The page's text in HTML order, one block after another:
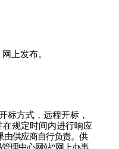
上发布。
标方式，远程开标 ，
在规定时间内进行响应
由供应商自行负责。供